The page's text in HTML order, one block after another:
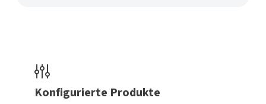
Konfigurierte Produkte